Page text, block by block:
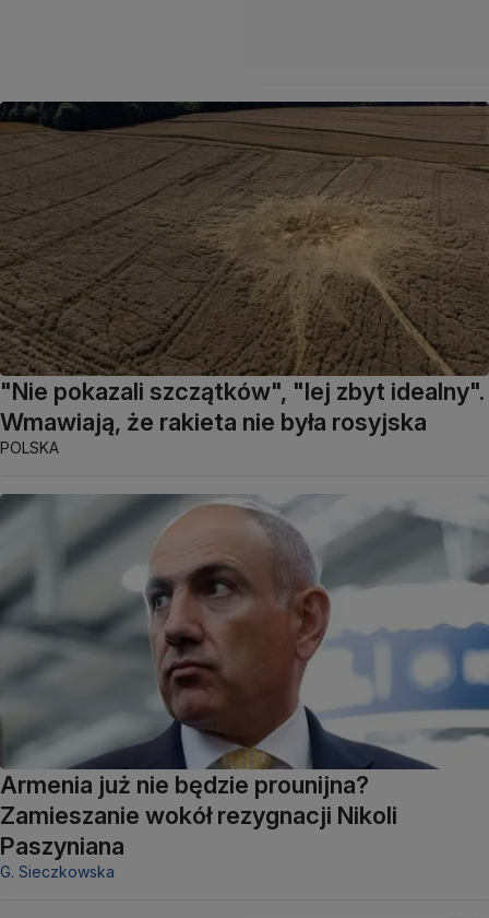
"Nie pokazali szczątków", "lej zbyt idealny".
Wmawiają, że rakieta nie była rosyjska
POLSKA
Armenia już nie będzie prounijna?
Zamieszanie wokół rezygnacji Nikoli
Paszyniana
G. Sieczkowska